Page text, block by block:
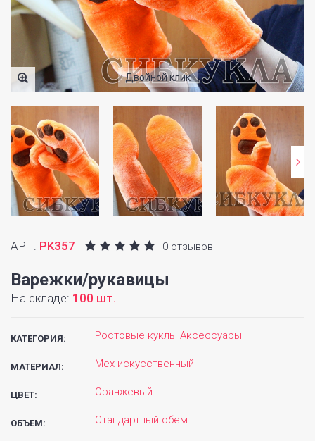
Двойной клик
АРТ: PK357 0 отзывов
Варежки/рукавицы
На складе: 100 шт.
КАТЕГОРИЯ: Ростовые куклы Аксессуары
МАТЕРИАЛ: Мех искусственный
ЦВЕТ: Оранжевый
ОБЪЕМ: Стандартный обем